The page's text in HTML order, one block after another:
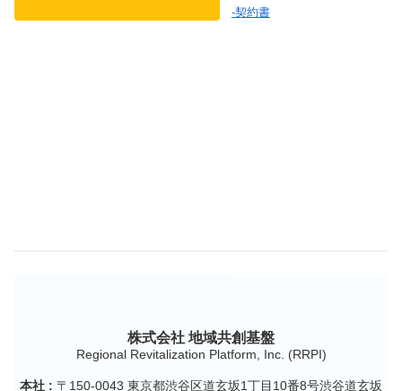
-契約書
株式会社 地域共創基盤
本社 : 〒150-0043 東京都渋谷区道玄坂1丁目10番8号渋谷道玄坂